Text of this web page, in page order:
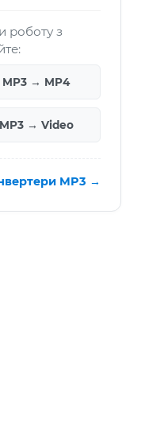
роботу з
MP3 → MP4
MP3 → Video
MP3 →